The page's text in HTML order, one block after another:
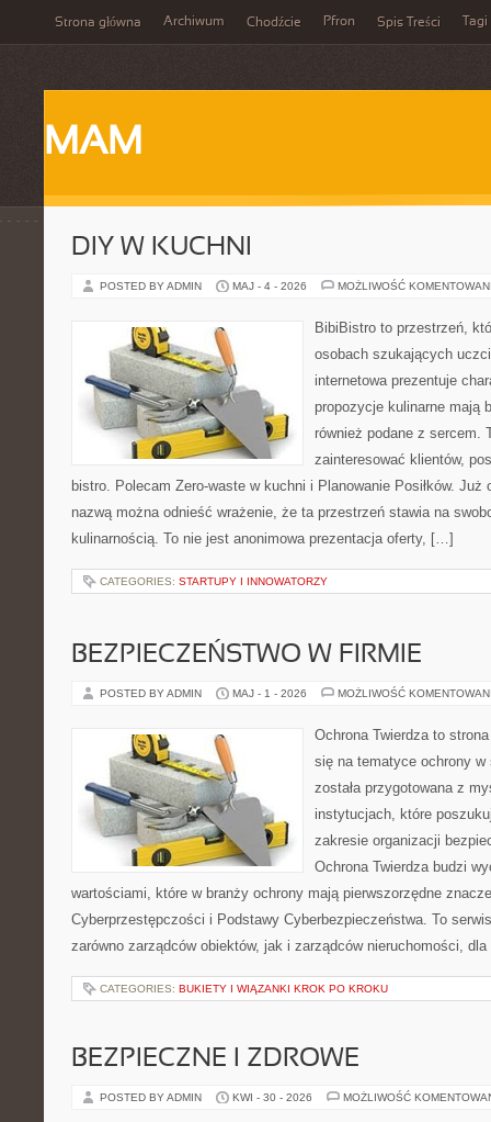
Strona główna Archiwum Chodźcie Pfron Spis Treści Tagi
MAM
DIY W KUCHNI
POSTED BY ADMIN MAJ - 4 - 2026 MOŻLIWOŚĆ
BibiBistro to przestrzeń,
osobach szukających
internetowa prezentuje
propozycje kulinarne mają
również podane z sercem.
zainteresować klientów,
bistro. Polecam Zero-waste w kuchni i Planowanie Posiłków. Już
nazwą można odnieść wrażenie, że ta przestrzeń stawia na
kulinarnością. To nie jest anonimowa prezentacja oferty, […]
CATEGORIES: STARTUPY I INNOWATORZY
BEZPIECZEŃSTWO W FIRMIE
POSTED BY ADMIN MAJ - 1 - 2026 MOŻLIWOŚĆ
Ochrona Twierdza to
się na tematyce ochrony
została przygotowana z
instytucjach, które
zakresie organizacji
Ochrona Twierdza budzi
wartościami, które w branży ochrony mają pierwszorzędne
Cyberprzestępczości i Podstawy Cyberbezpieczeństwa. To
zarówno zarządców obiektów, jak i zarządców nieruchomości,
CATEGORIES: BUKIETY I WIĄZANKI KROK PO KROKU
BEZPIECZNE I ZDROWE
POSTED BY ADMIN KWI - 30 - 2026 MOŻLIWOŚĆ